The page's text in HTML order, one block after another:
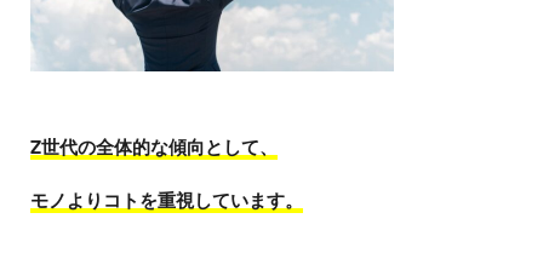
Z世代の全体的な傾向として、
モノよりコトを重視しています。